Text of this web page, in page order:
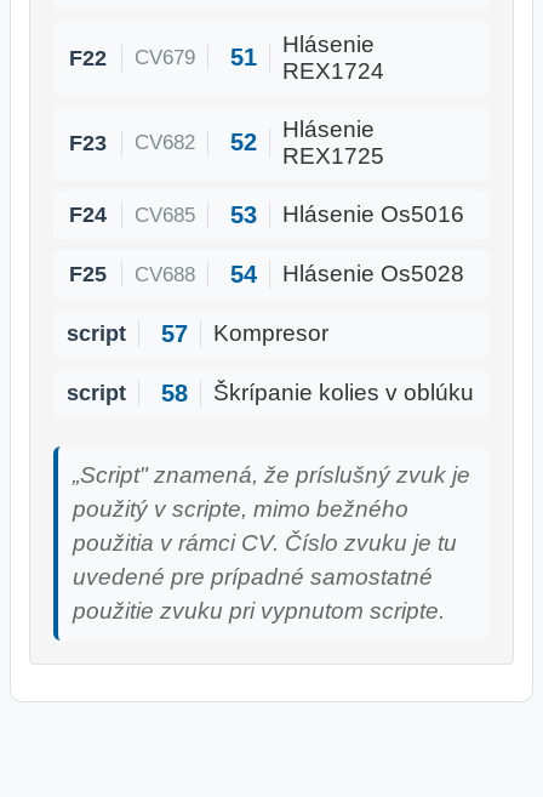
F22 CV679 51
Hlásenie
REX1724
F23 CV682 52
Hlásenie
REX1725
F24 CV685 53 Hlásenie Os5016
F25 CV688 54 Hlásenie Os5028
script 57 Kompresor
script 58 Škrípanie kolies v oblúku
„Script" znamená, že príslušný zvuk je
použitý v scripte, mimo bežného
použitia v rámci CV. Číslo zvuku je tu
uvedené pre prípadné samostatné
použitie zvuku pri vypnutom scripte.